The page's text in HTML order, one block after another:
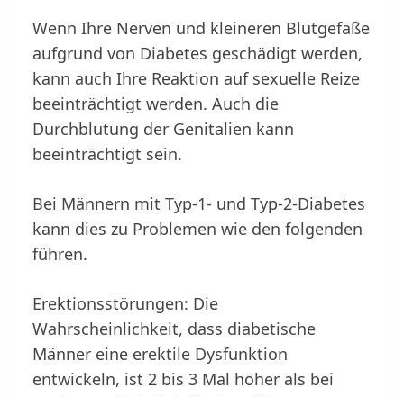
Wenn Ihre Nerven und kleineren Blutgefäße
aufgrund von Diabetes geschädigt werden,
kann auch Ihre Reaktion auf sexuelle Reize
beeinträchtigt werden. Auch die
Durchblutung der Genitalien kann
beeinträchtigt sein.
Bei Männern mit Typ-1- und Typ-2-Diabetes
kann dies zu Problemen wie den folgenden
führen.
Erektionsstörungen: Die
Wahrscheinlichkeit, dass diabetische
Männer eine erektile Dysfunktion
entwickeln, ist 2 bis 3 Mal höher als bei